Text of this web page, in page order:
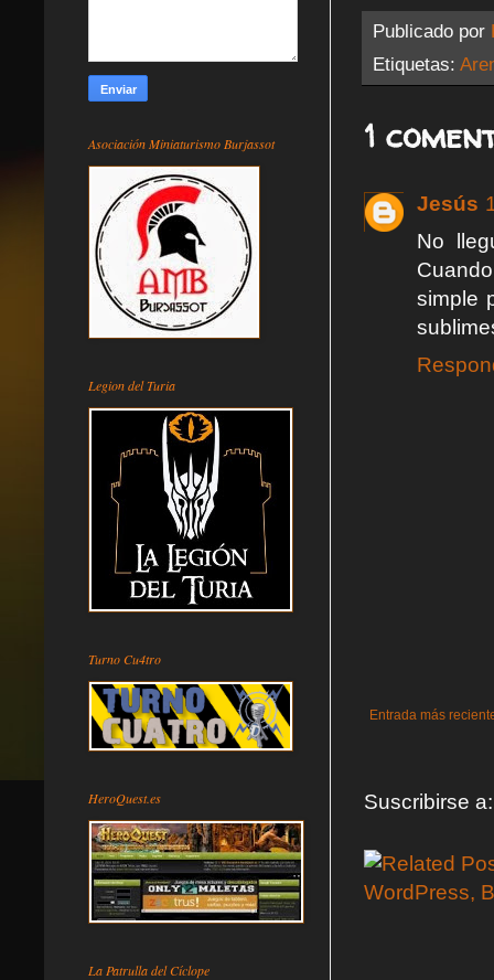
Publicado por
Etiquetas:
1
Jesús
No
simple
Entrada más
Suscribirse
Asociación Miniaturismo Burjassot
Legion del Turia
Turno Cu4tro
HeroQuest.es
La Patrulla del Cíclope